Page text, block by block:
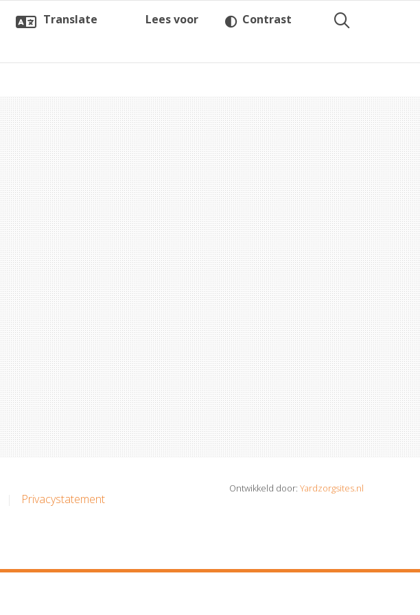
Translate Lees voor Contrast
Privacystatement
Ontwikkeld door: Yardzorgsites.nl